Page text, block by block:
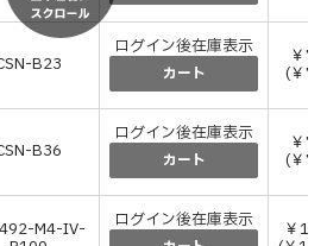
B23
ログイン後在庫表示
カート
￥
(￥
B36
ログイン後在庫表示
カート
￥
(￥
M4-IV- ログイン後在庫表示 ￥